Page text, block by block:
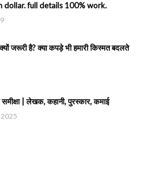
dollar. full details 100% work.
जरूरी है? क्या कपड़े भी हमारी किस्मत बदलते
| लेखक, कहानी, पुरस्कार, कमाई